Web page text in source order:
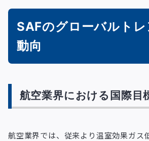
SAFのグローバルト
動向
航空業界における国際目
航空業界では、従来より温室効果ガス